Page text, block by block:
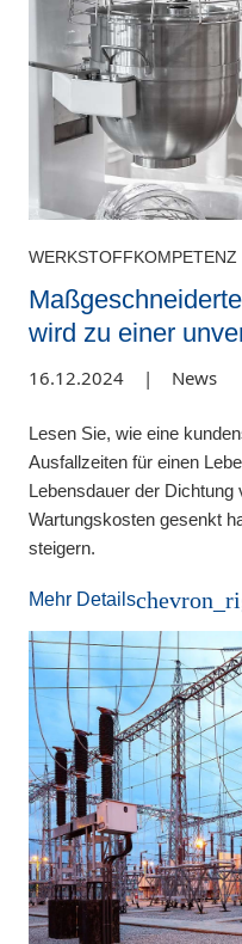
WERKSTOFFKOMPETENZ
wird zu einer
16.12.2024 | News
Lesen Sie, wie eine
Ausfallzeiten für einen
Lebensdauer der Dichtung
Wartungskosten gesenkt
steigern.
Mehr Details